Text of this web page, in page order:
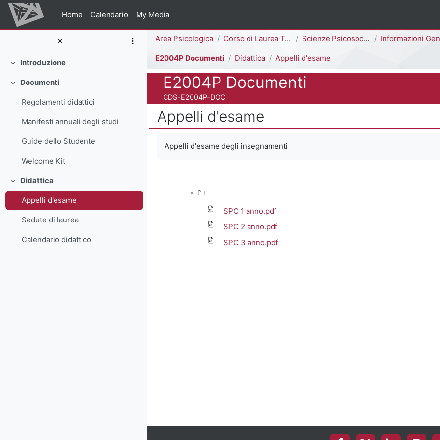
Vai al contenuto principale
Home
Calendario My Media
Minimizza
Introduzione
Minimizza
Documenti
Regolamenti didattici
Manifesti annuali degli studi
Guide dello Studente
Welcome Kit
Minimizza
Didattica
Appelli d'esame
Sedute di laurea
Calendario didattico
Percorso della pagina
Area Psicologica Corso di Laurea Triennale Scienze Psicosociali della Comunicazione [E2006P - E2004P] Informazioni Generali del Corso di Studi
E2004P Documenti Didattica Appelli d'esame
Titolo del corso
E2004P Documenti
Codice identificativo del corso
CDS-E2004P-DOC
Appelli d'esame
Appelli d'esame degli insegnamenti
SPC 1 anno.pdf
SPC 2 anno.pdf
SPC 3 anno.pdf